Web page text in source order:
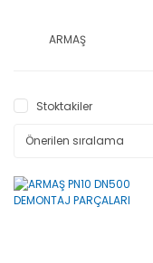
ARMAŞ
Stoktakiler